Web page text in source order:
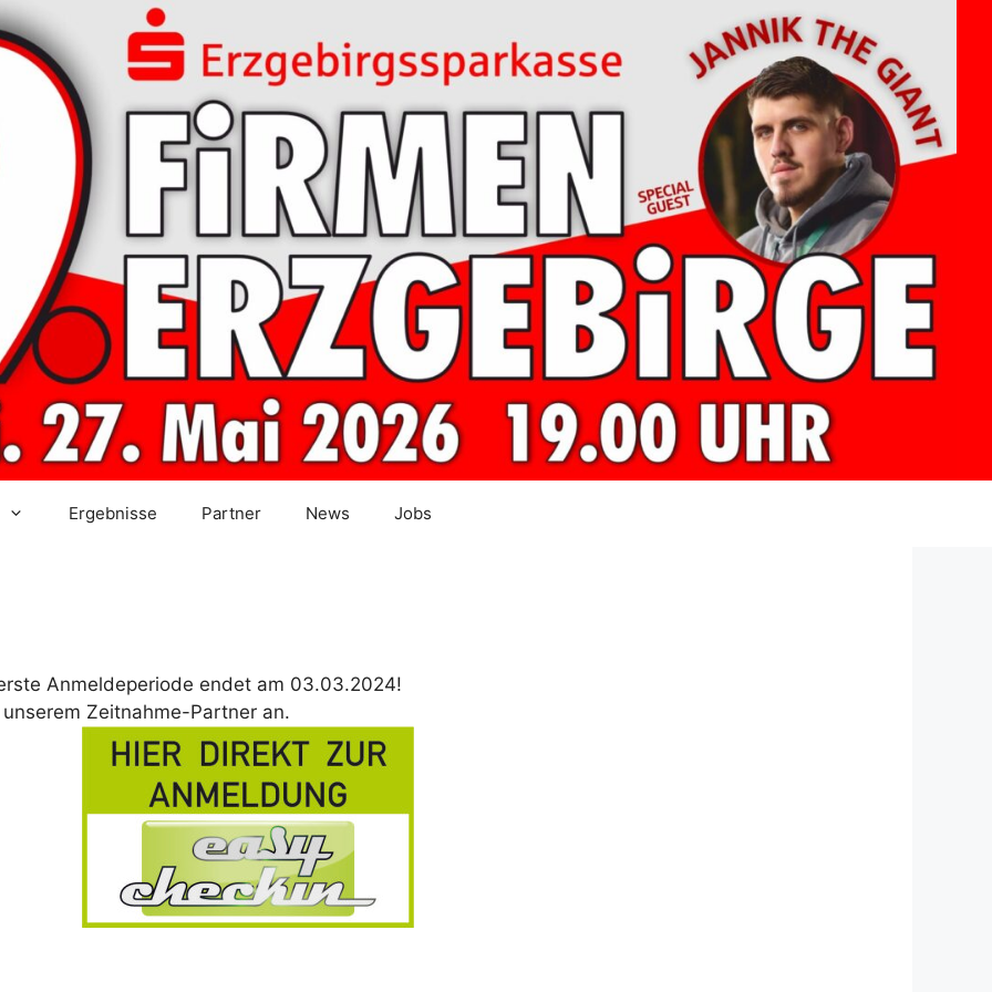
Ergebnisse Partner News Jobs
Anmeldeperiode endet am 03.03.2024!
Zeitnahme-Partner an.